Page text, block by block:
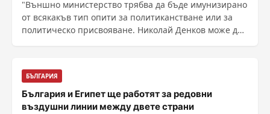
"Външно министерство трябва да бъде имунизирано
от всякакъв тип опити за политиканстване или за
политическо присвояване. Николай Денков може да
БЪЛГАРИЯ
България и Египет ще работят за редовни
въздушни линии между двете страни